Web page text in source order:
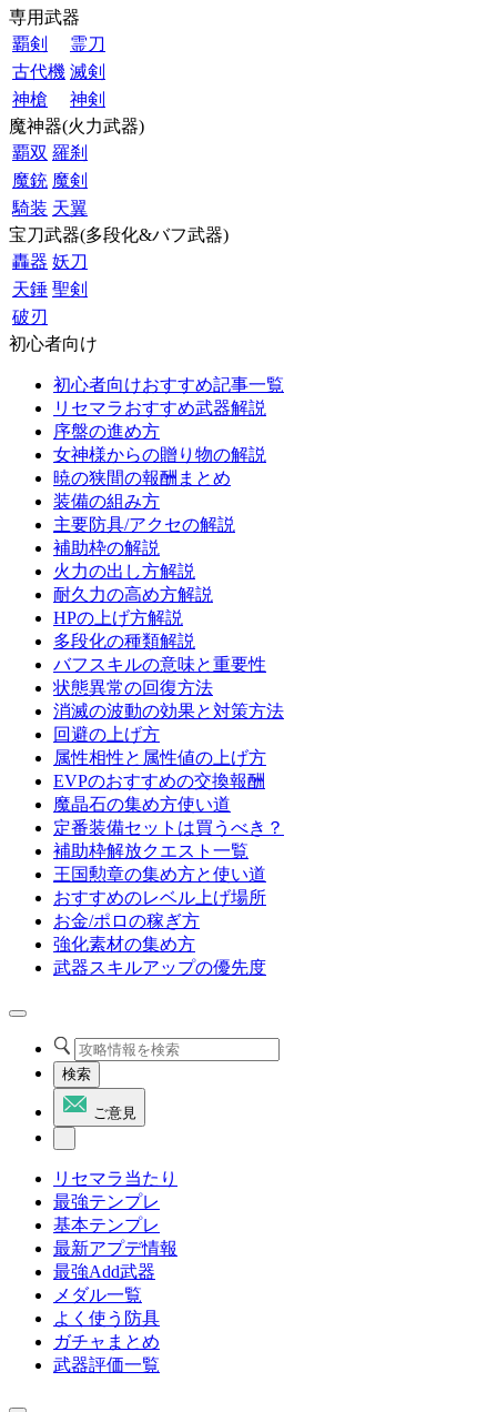
専用武器
覇剣
霊刀
古代機 滅剣
神槍
神剣
魔神器(火力武器)
覇双 羅刹
魔銃 魔剣
騎装 天翼
宝刀武器(多段化&バフ武器)
轟器 妖刀
天錘 聖剣
破刃
初心者向け
初心者向けおすすめ記事一覧
リセマラおすすめ武器解説
序盤の進め方
女神様からの贈り物の解説
暁の狭間の報酬まとめ
装備の組み方
主要防具/アクセの解説
補助枠の解説
火力の出し方解説
耐久力の高め方解説
HPの上げ方解説
多段化の種類解説
バフスキルの意味と重要性
状態異常の回復方法
消滅の波動の効果と対策方法
回避の上げ方
属性相性と属性値の上げ方
EVPのおすすめの交換報酬
魔晶石の集め方使い道
定番装備セットは買うべき？
補助枠解放クエスト一覧
王国勲章の集め方と使い道
おすすめのレベル上げ場所
お金/ポロの稼ぎ方
強化素材の集め方
武器スキルアップの優先度
検索
ご意見
リセマラ当たり
最強テンプレ
基本テンプレ
最新アプデ情報
最強Add武器
メダル一覧
よく使う防具
ガチャまとめ
武器評価一覧